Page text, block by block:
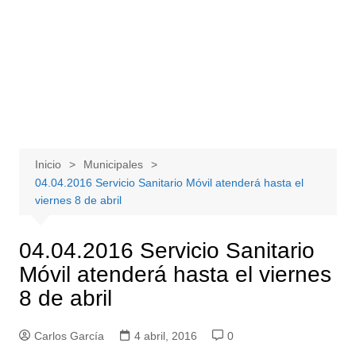
Inicio
Municipales
04.04.2016 Servicio Sanitario Móvil atenderá hasta el
viernes 8 de abril
04.04.2016 Servicio Sanitario
Móvil atenderá hasta el viernes
8 de abril
Carlos García 4 abril, 2016
0